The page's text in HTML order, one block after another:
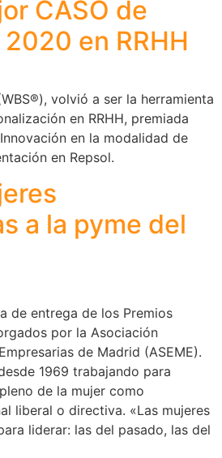
CASO de
en RRHH
volvió a ser la herramienta
en RRHH, premiada
en la modalidad de
en Repsol.
a la pyme del
de entrega de los Premios
por la Asociación
de Madrid (ASEME).
1969 trabajando para
de la mujer como
liberal o directiva. «Las mujeres
liderar: las del pasado, las del